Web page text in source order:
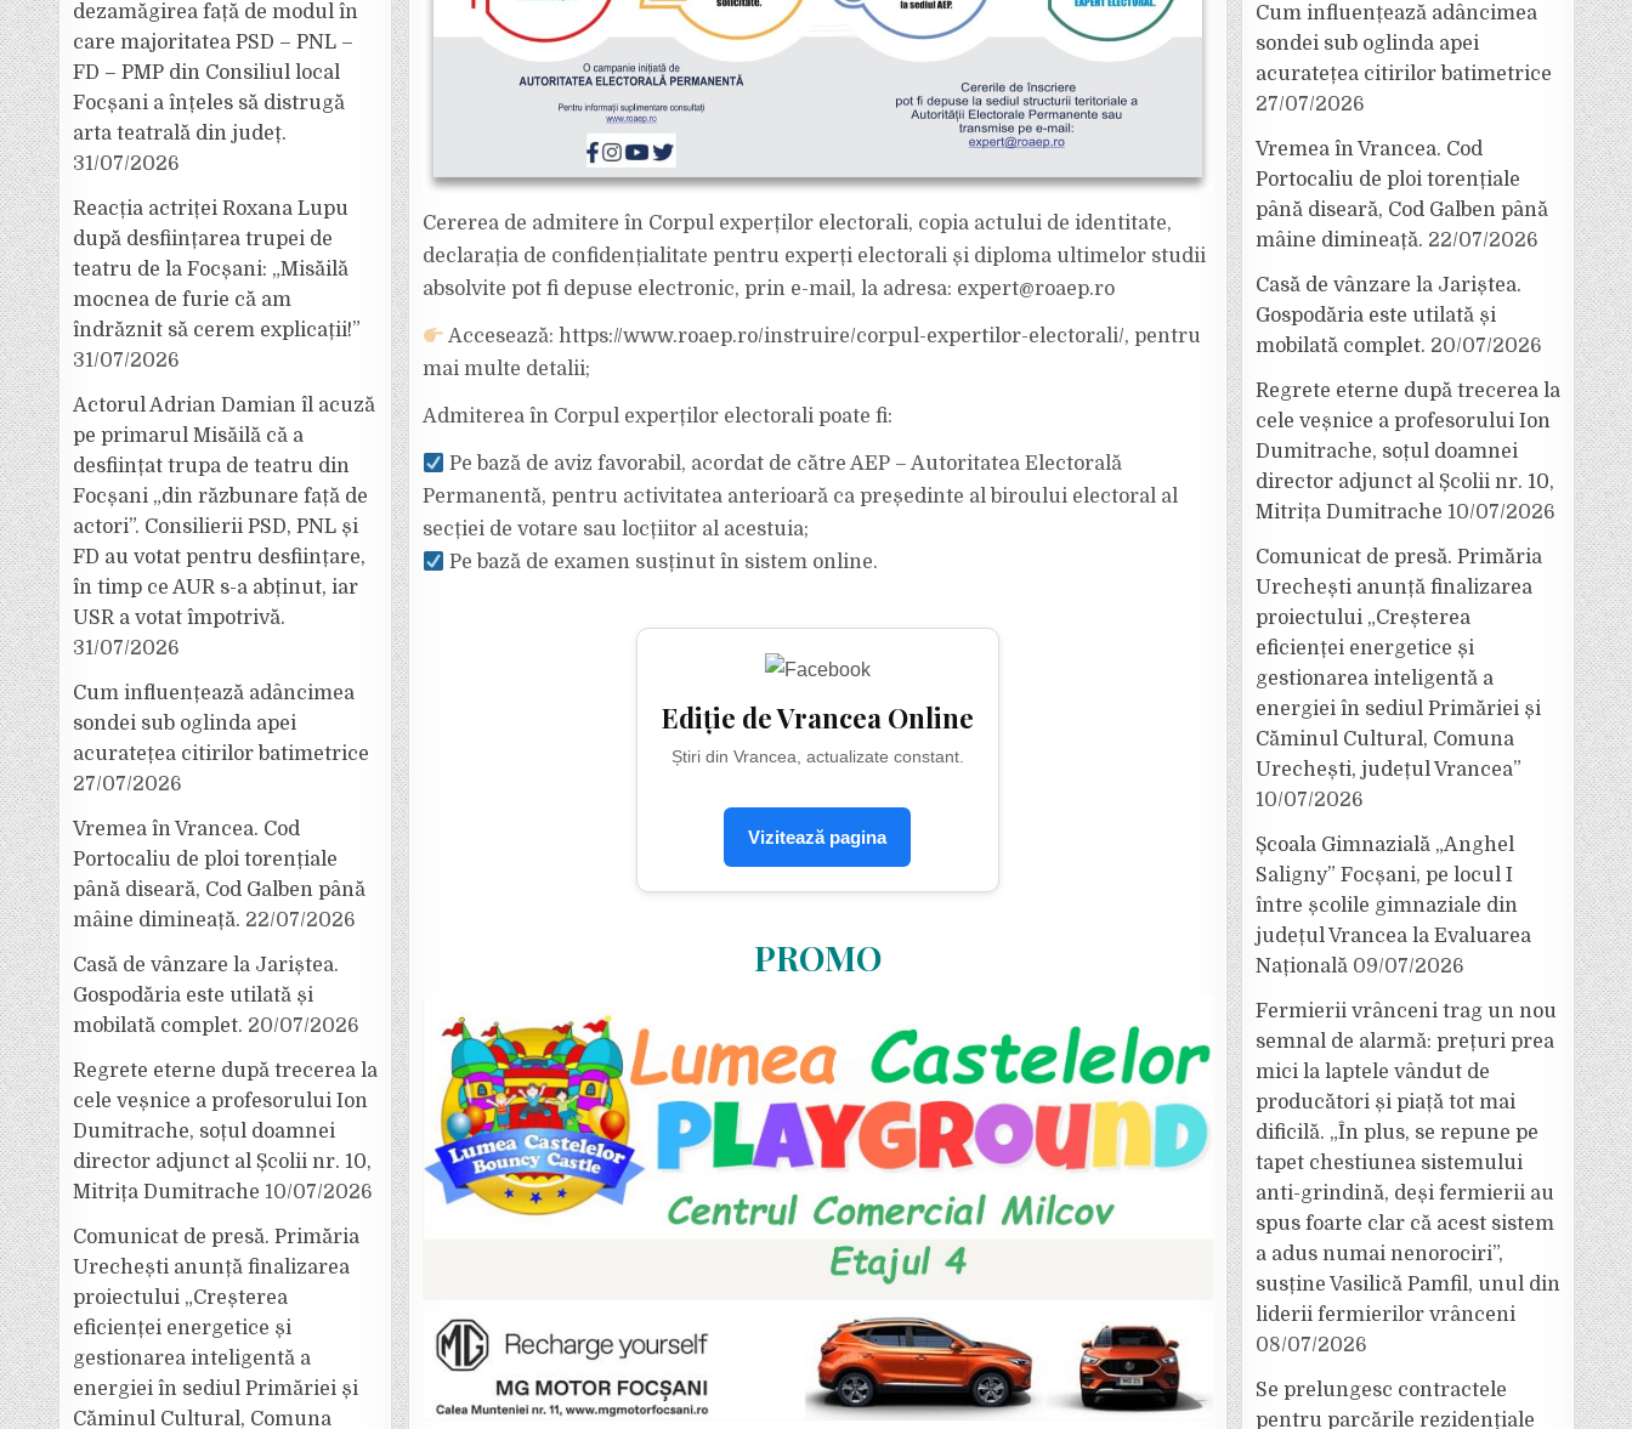
Cererea de admitere în Corpul experților electorali, copia actului de identitate,
declarația de confidențialitate pentru experți electorali și diploma ultimelor studii
absolvite pot fi depuse electronic, prin e-mail, la adresa: expert@roaep.ro
Accesează: https://www.roaep.ro/instruire/corpul-expertilor-electorali/, pentru
mai multe detalii;
Admiterea în Corpul experților electorali poate fi:
Pe bază de aviz favorabil, acordat de către AEP – Autoritatea Electorală
Permanentă, pentru activitatea anterioară ca președinte al biroului electoral al
secției de votare sau locțiitor al acestuia;
Pe bază de examen susținut în sistem online.
Ediție de Vrancea Online
Știri din Vrancea, actualizate constant.
Vizitează pagina
PROMO
dezamăgirea față de modul în
care majoritatea PSD – PNL –
FD – PMP din Consiliul local
Focșani a înțeles să distrugă
arta teatrală din județ.
31/07/2026
Reacția actriței Roxana Lupu
după desființarea trupei de
teatru de la Focșani: „Misăilă
mocnea de furie că am
îndrăznit să cerem explicații!”
31/07/2026
Actorul Adrian Damian îl acuză
pe primarul Misăilă că a
desființat trupa de teatru din
Focșani „din răzbunare față de
actori”. Consilierii PSD, PNL și
FD au votat pentru desființare,
în timp ce AUR s-a abținut, iar
USR a votat împotrivă.
31/07/2026
Cum influențează adâncimea
sondei sub oglinda apei
acuratețea citirilor batimetrice
27/07/2026
Vremea în Vrancea. Cod
Portocaliu de ploi torențiale
până diseară, Cod Galben până
mâine dimineață. 22/07/2026
Casă de vânzare la Jariștea.
Gospodăria este utilată și
mobilată complet. 20/07/2026
Regrete eterne după trecerea la
cele veșnice a profesorului Ion
Dumitrache, soțul doamnei
director adjunct al Școlii nr. 10,
Mitrița Dumitrache 10/07/2026
Comunicat de presă. Primăria
Urechești anunță finalizarea
proiectului „Creșterea
eficienței energetice și
gestionarea inteligentă a
energiei în sediul Primăriei și
Căminul Cultural, Comuna
Cum influențează adâncimea
sondei sub oglinda apei
acuratețea citirilor batimetrice
27/07/2026
Vremea în Vrancea. Cod
Portocaliu de ploi torențiale
până diseară, Cod Galben până
mâine dimineață. 22/07/2026
Casă de vânzare la Jariștea.
Gospodăria este utilată și
mobilată complet. 20/07/2026
Regrete eterne după trecerea la
cele veșnice a profesorului Ion
Dumitrache, soțul doamnei
director adjunct al Școlii nr. 10,
Mitrița Dumitrache 10/07/2026
Comunicat de presă. Primăria
Urechești anunță finalizarea
proiectului „Creșterea
eficienței energetice și
gestionarea inteligentă a
energiei în sediul Primăriei și
Căminul Cultural, Comuna
Urechești, județul Vrancea”
10/07/2026
Școala Gimnazială „Anghel
Saligny” Focșani, pe locul I
între școlile gimnaziale din
județul Vrancea la Evaluarea
Națională 09/07/2026
Fermierii vrânceni trag un nou
semnal de alarmă: prețuri prea
mici la laptele vândut de
producători și piață tot mai
dificilă. „În plus, se repune pe
tapet chestiunea sistemului
anti-grindină, deși fermierii au
spus foarte clar că acest sistem
a adus numai nenorociri”,
susține Vasilică Pamfil, unul din
liderii fermierilor vrânceni
08/07/2026
Se prelungesc contractele
pentru parcările rezidențiale